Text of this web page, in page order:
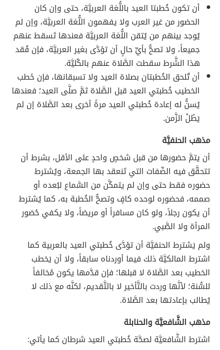
أن تكون خُطبتا العيد باللُّغة العربيَّة، حتى وإن كان
الحضور من غير العرب ولا يفهمون اللُّغة العربيَّة، وإن لم
يُوجد بينهم من يُتقن اللُّغة العربيَّة فعندها تَسقط عنهم
جميعاً، ولا تصحُّ بأيِّ حالٍ أن تؤدَّى بغير العربيَّة، فإن فُقد
هذا الشَّرط سقطت الصَّلاة عنهم بالكُليَّة.
أن تُلحق الخُطبتان بصلاة العيد ولا تسبقانها، فإن خَطب
الخطيب خُطبتي العيد قبل الصَّلاة ثمَّ صلَّى العيد؛ فعندها
يُسنُّ له إعادة خُطبتي العيد مرةً أخرى بعد الصَّلاة إن لم
يَطُلْ الزَّمن.
مذهب الحنفيَّة
أن يتمَّ حضورها من قبل شخصٍ واحدٍ على الأقل، بشرط أن
تتحقَّق فيه الصِّفات التي تَنعقد بها الجمعة، ويُشترط
حضوره فقط حتى وإن لم يتمكَّن من السَّماع لبُعده أو
صممه، فحضوره لوحده كافٍ وتصحُّ الخُطبة به، كما يُشترط
أن يكون رجلاً، ولو كان مسافراً أو مريضاً، ولا يكفي حُضور
المرأة ولا الصَّبي.
ولم يَشترط الحنفيَّة أن تؤدَّى خُطبتي العيد بالعربية كما
اشترط المالكيَّة ذلك فيما أوردناه سابقاً، ولا أن يَخطب
الخطيب بعد الصَّلاة لا قبلها؛ فإن قدَّمها يكون مُخالفاً
للسُّنة؛ لأنَّها وردت بالتَّأخير لا بالتَّقديم، لكنَّه مع ذلك لا
يُطالب بإعادتها بعد الصَّلاة.
مذهب الشَّافعيَّة والحنابلة
اشترط الشَّافعيَّة لصحَّة خُطبتي العيد شرطان كما يأتي: